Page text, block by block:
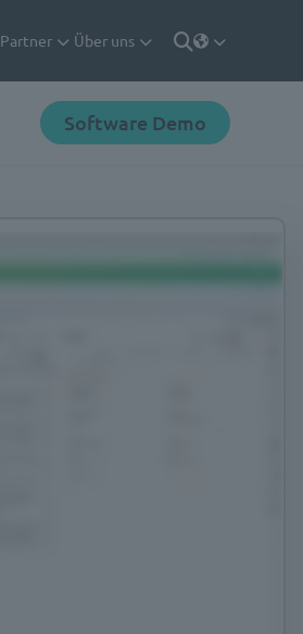
Partner Über uns Deutsch
Software Demo